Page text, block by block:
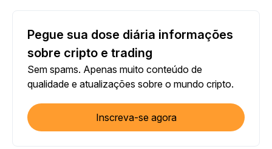
Pegue sua dose diária informações
sobre cripto e trading
Sem spams. Apenas muito conteúdo de
qualidade e atualizações sobre o mundo cripto.
Inscreva-se agora